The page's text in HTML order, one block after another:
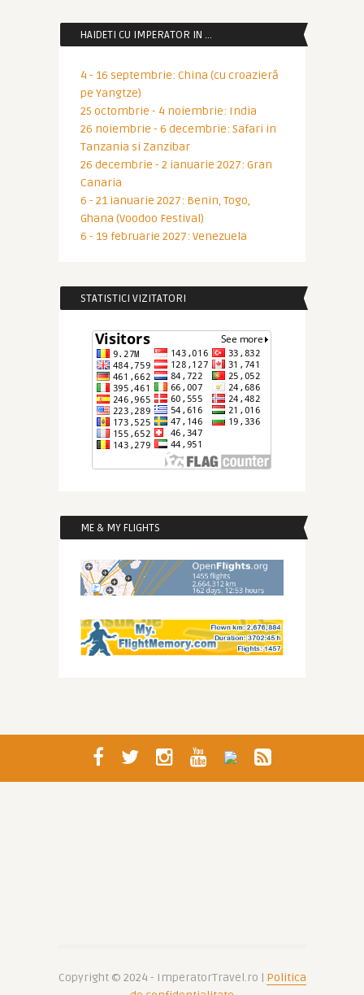
HAIDETI CU IMPERATOR IN …
4 - 16 septembrie: China (cu croazieră
pe Yangtze)
25 octombrie - 4 noiembrie: India
26 noiembrie - 6 decembrie: Safari in
Tanzania si Zanzibar
26 decembrie - 2 ianuarie 2027: Gran
Canaria
6 - 21 ianuarie 2027: Benin, Togo,
Ghana (Voodoo Festival)
6 - 19 februarie 2027: Venezuela
STATISTICI VIZITATORI
ME & MY FLIGHTS
Copyright © 2024 - ImperatorTravel.ro | Politica